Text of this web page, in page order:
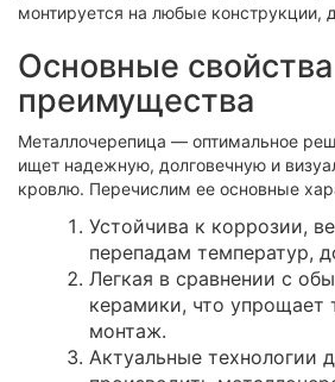
монтируется на любые конструкции,
Основные
преимущества
Металлочерепица — оптимальное
ищет надежную, долговечную и
кровлю. Перечислим ее основные
Устойчива к коррозии,
перепадам температур,
Легкая в сравнении с
керамики, что упрощает
монтаж.
Актуальные технологии